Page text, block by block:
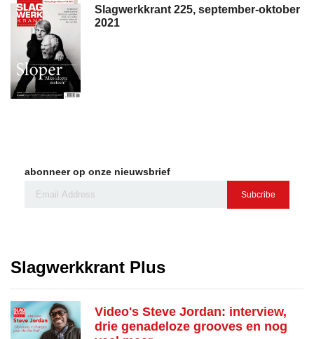
Slagwerkkrant 225, september-oktober
2021
abonneer op onze nieuwsbrief
Subcribe
Slagwerkkrant Plus
Video's Steve Jordan: interview,
drie genadeloze grooves en nog